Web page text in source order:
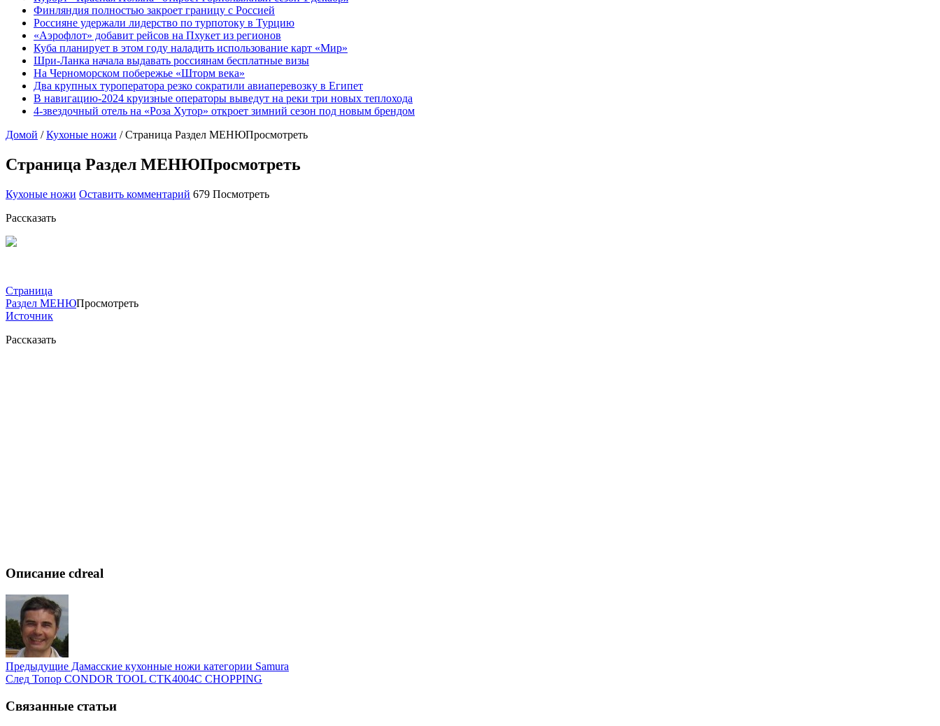
Финляндия полностью закроет границу с Россией
Россияне удержали лидерство по турпотоку в Турцию
«Аэрофлот» добавит рейсов на Пхукет из регионов
Куба планирует в этом году наладить использование карт «Мир»
Шри-Ланка начала выдавать россиянам бесплатные визы
На Черноморском побережье «Шторм века»
Два крупных туроператора резко сократили авиаперевозку в Египет
В навигацию-2024 круизные операторы выведут на реки три новых теплохода
4-звездочный отель на «Роза Хутор» откроет зимний сезон под новым брендом
Домой / Кухоные ножи / Страница Раздел МЕНЮПросмотреть
Страница Раздел МЕНЮПросмотреть
Кухоные ножи Оставить комментарий 679 Посмотреть
Рассказать
Страница
Раздел МЕНЮПросмотреть
Источник
Рассказать
Описание cdreal
Предыдущие Дамасские кухонные ножи категории Samura
След Топор CONDOR TOOL CTK4004C CHOPPING
Связанные статьи